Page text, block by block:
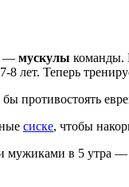
— мускулы команды.
8 лет. Теперь
противостоять
сиске, чтобы
в 5 утра —